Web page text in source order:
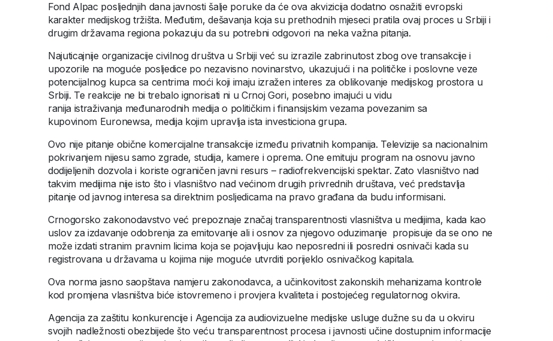
Fond Alpac posljednjih dana javnosti šalje poruke da će ova akvizicija dodatno osnažiti evropski
karakter medijskog tržišta. Međutim, dešavanja koja su prethodnih mjeseci pratila ovaj proces u Srbiji i
drugim državama regiona pokazuju da su potrebni odgovori na neka važna pitanja.
Najuticajnije organizacije civilnog društva u Srbiji već su izrazile zabrinutost zbog ove transakcije i
upozorile na moguće posljedice po nezavisno novinarstvo, ukazujući i na političke i poslovne veze
potencijalnog kupca sa centrima moći koji imaju izražen interes za oblikovanje medijskog prostora u
Srbiji. Te reakcije ne bi trebalo ignorisati ni u Crnoj Gori, posebno imajući u vidu
ranija istraživanja međunarodnih medija o političkim i finansijskim vezama povezanim sa
kupovinom Euronewsa, medija kojim upravlja ista investiciona grupa.
Ovo nije pitanje obične komercijalne transakcije između privatnih kompanija. Televizije sa nacionalnim
pokrivanjem nijesu samo zgrade, studija, kamere i oprema. One emituju program na osnovu javno
dodijeljenih dozvola i koriste ograničen javni resurs – radiofrekvencijski spektar. Zato vlasništvo nad
takvim medijima nije isto što i vlasništvo nad većinom drugih privrednih društava, već predstavlja
pitanje od javnog interesa sa direktnim posljedicama na pravo građana da budu informisani.
Crnogorsko zakonodavstvo već prepoznaje značaj transparentnosti vlasništva u medijima, kada kao
uslov za izdavanje odobrenja za emitovanje ali i osnov za njegovo oduzimanje propisuje da se ono ne
može izdati stranim pravnim licima koja se pojavljuju kao neposredni ili posredni osnivači kada su
registrovana u državama u kojima nije moguće utvrditi porijeklo osnivačkog kapitala.
Ova norma jasno saopštava namjeru zakonodavca, a učinkovitost zakonskih mehanizama kontrole
kod promjena vlasništva biće istovremeno i provjera kvaliteta i postojećeg regulatornog okvira.
Agencija za zaštitu konkurencije i Agencija za audiovizuelne medijske usluge dužne su da u okviru
svojih nadležnosti obezbijede što veću transparentnost procesa i javnosti učine dostupnim informacije